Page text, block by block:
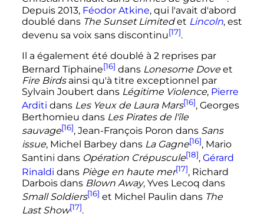
Depuis 2013, Féodor Atkine, qui l'avait d'abord
doublé dans The Sunset Limitedet Lincoln, est
devenu sa voix sans discontinu[17].
Il a également été doublé à 2 reprises par
Bernard Tiphaine[16] dans Lonesome Doveet
Fire Birdsainsi qu'à titre exceptionnel par
Sylvain Joubert dans Légitime Violence, Pierre
Arditi dans Les Yeux de Laura Mars[16], Georges
Berthomieu dans Les Pirates de l'île
sauvage[16], Jean-François Poron dans Sans
issue, Michel Barbey dans La Gagne[16], Mario
Santini dans Opération Crépuscule[18], Gérard
Rinaldi dans Piège en haute mer[17], Richard
Darbois dans Blown Away, Yves Lecoq dans
Small Soldiers[16] et Michel Paulin dans The
Last Show[17].